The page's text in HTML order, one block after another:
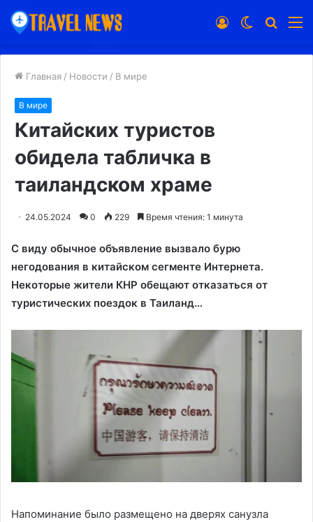
Switch
Войти
Главная / Новости / В мире
В мире
Китайских туристов
обидела табличка в
таиландском храме
24.05.2024 0 229 Время чтения: 1 минута
С виду обычное объявление вызвало бурю
негодования в китайском сегменте Интернета.
Некоторые жители КНР обещают отказаться от
туристических поездок в Таиланд…
Напоминание было размещено на дверях санузла